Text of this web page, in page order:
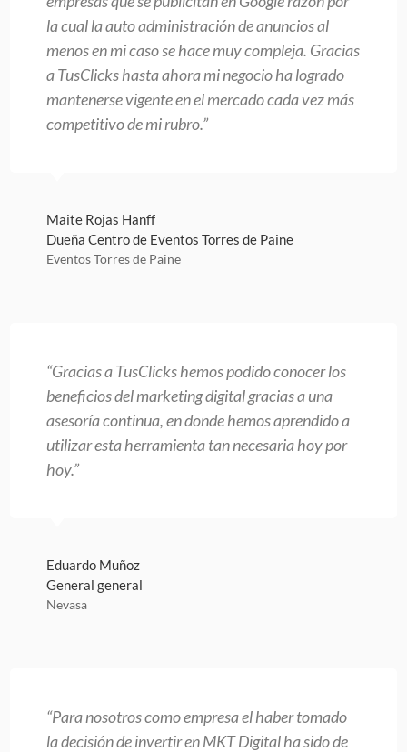
la cual la auto administración de anuncios al
menos en mi caso se hace muy compleja. Gracias
a TusClicks hasta ahora mi negocio ha logrado
mantenerse vigente en el mercado cada vez más
competitivo de mi rubro.”
Maite Rojas Hanff
Dueña Centro de Eventos Torres de Paine
Eventos Torres de Paine
“Gracias a TusClicks hemos podido conocer los
beneficios del marketing digital gracias a una
asesoría continua, en donde hemos aprendido a
utilizar esta herramienta tan necesaria hoy por
hoy.”
Eduardo Muñoz
General general
Nevasa
“Para nosotros como empresa el haber tomado
la decisión de invertir en MKT Digital ha sido de